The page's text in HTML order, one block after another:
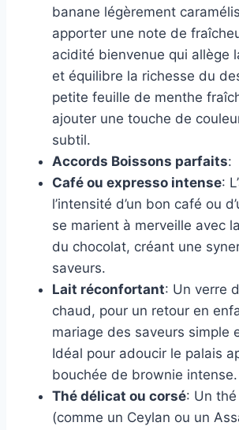
banane légèrement
apporter une note de
acidité bienvenue qui allège
et équilibre la richesse du
petite feuille de menthe
ajouter une touche de
subtil.
Accords Boissons parfaits:
Café ou expresso intense:
l’intensité d’un bon café ou
se marient à merveille avec
du chocolat, créant une
saveurs.
Lait réconfortant: Un verre
chaud, pour un retour en
mariage des saveurs simple
Idéal pour adoucir le palais
bouchée de brownie intense.
Thé délicat ou corsé: Un
(comme un Ceylan ou un